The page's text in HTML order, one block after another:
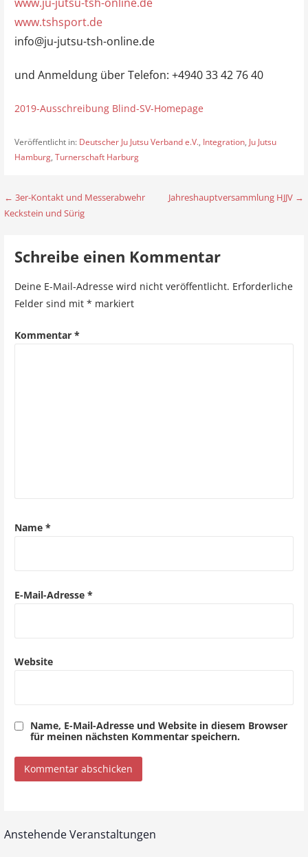
www.tshsport.de
info@ju-jutsu-tsh-online.de
und Anmeldung über Telefon: +4940 33 42 76 40
2019-Ausschreibung Blind-SV-Homepage
Veröffentlicht in: Deutscher Ju Jutsu Verband e.V., Integration, Ju Jutsu
Hamburg, Turnerschaft Harburg
B
a
a
o
← 3er-Kontakt und Messerabwehr
Keckstein und Sürig
Jahreshauptversammlung HJJV →
Schreibe einen Kommentar
Deine E-Mail-Adresse wird nicht veröffentlicht. Erforderliche
Felder sind mit * markiert
Kommentar *
Name *
E-Mail-Adresse *
Website
Name, E-Mail-Adresse und Website in diesem Browser
für meinen nächsten Kommentar speichern.
Anstehende Veranstaltungen